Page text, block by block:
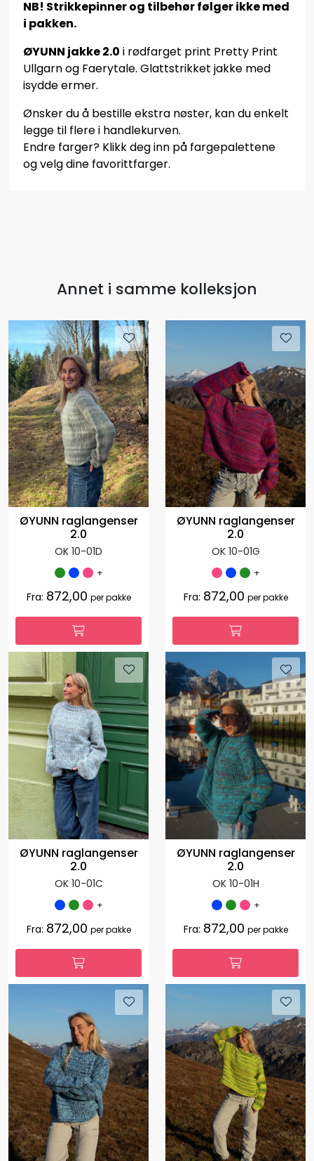
NB! Strikkepinner og tilbehør følger ikke med
i pakken.
ØYUNN jakke 2.0 i rødfarget print Pretty Print
Ullgarn og Faerytale. Glattstrikket jakke med
isydde ermer.
Ønsker du å bestille ekstra nøster, kan du enkelt
legge til flere i handlekurven.
Endre farger? Klikk deg inn på fargepalettene
og velg dine favorittfarger.
Annet i samme kolleksjon
ØYUNN raglangenser
2.0
OK 10-01D
+
Fra: 872,00 per pakke
ØYUNN raglangenser
2.0
OK 10-01G
+
Fra: 872,00 per pakke
ØYUNN raglangenser
2.0
OK 10-01C
+
Fra: 872,00 per pakke
ØYUNN raglangenser
2.0
OK 10-01H
+
Fra: 872,00 per pakke